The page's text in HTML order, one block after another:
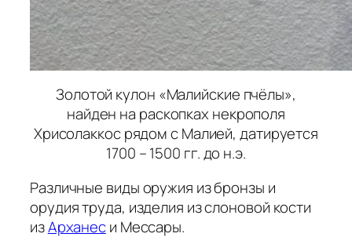
Золотой кулон «Малийские пчёлы»,
найден на раскопках некрополя
Хрисолаккос рядом с Малией, датируется
1700 – 1500 гг. до н.э.
Различные виды оружия из бронзы и
орудия труда, изделия из слоновой кости
изАрханеси Мессары.